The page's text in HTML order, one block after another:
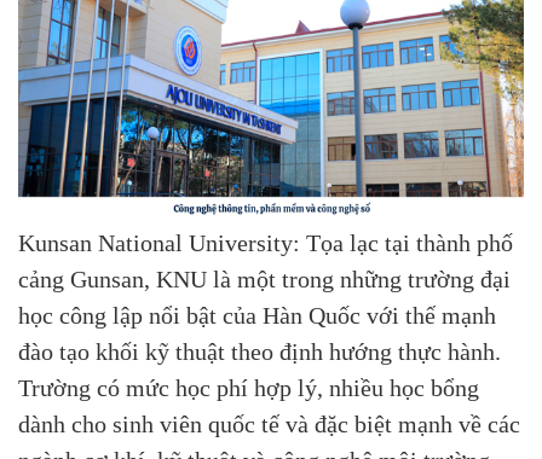
Kunsan National University: Tọa lạc tại thành phố
cảng Gunsan, KNU là một trong những trường đại
học công lập nổi bật của Hàn Quốc với thế mạnh
đào tạo khối kỹ thuật theo định hướng thực hành.
Trường có mức học phí hợp lý, nhiều học bổng
dành cho sinh viên quốc tế và đặc biệt mạnh về các